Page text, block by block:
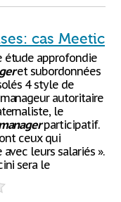
cas Meetic
étude approfondie
et subordonnées
4 style de
autoritaire
le
participatif.
ceux qui
leurs salariés ».
sera le